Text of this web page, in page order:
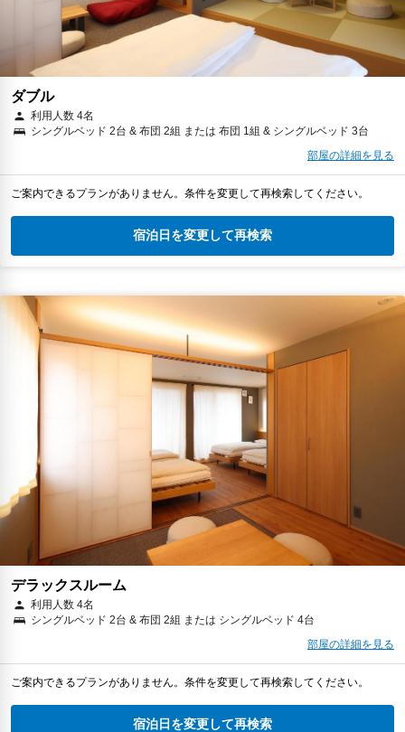
ダブル
利用人数 4名
シングルベッド 2台 & 布団 2組 または 布団 1組 & シングルベッド 3台
部屋の詳細を見る
ご案内できるプランがありません。条件を変更して再検索してください。
宿泊日を変更して再検索
デラックスルーム
利用人数 4名
シングルベッド 2台 & 布団 2組 または シングルベッド 4台
部屋の詳細を見る
ご案内できるプランがありません。条件を変更して再検索してください。
宿泊日を変更して再検索